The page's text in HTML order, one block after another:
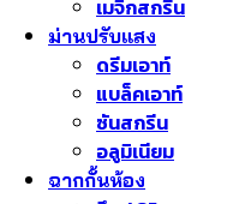
เมจิกสกรีน
ม่านปรับแสง
ดรีมเอาท์
แบล็คเอาท์
ซันสกรีน
อลูมิเนียม
ฉากกั้นห้อง